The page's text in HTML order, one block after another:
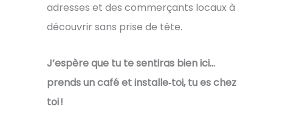
adresses et des commerçants locaux à
découvrir sans prise de tête.
J’espère que tu te sentiras bien ici…
prends un café et installe‑toi, tu es chez
toi !